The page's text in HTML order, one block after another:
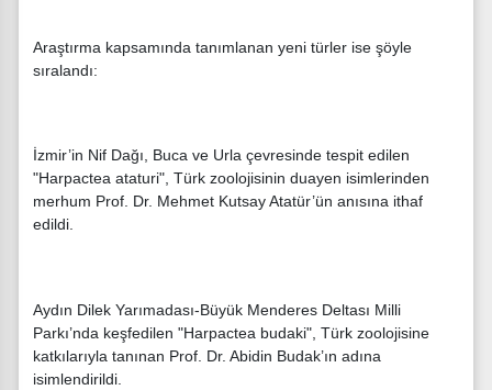
Araştırma kapsamında tanımlanan yeni türler ise şöyle
sıralandı:
İzmir’in Nif Dağı, Buca ve Urla çevresinde tespit edilen
"Harpactea ataturi", Türk zoolojisinin duayen isimlerinden
merhum Prof. Dr. Mehmet Kutsay Atatür’ün anısına ithaf
edildi.
Aydın Dilek Yarımadası-Büyük Menderes Deltası Milli
Parkı’nda keşfedilen "Harpactea budaki", Türk zoolojisine
katkılarıyla tanınan Prof. Dr. Abidin Budak’ın adına
isimlendirildi.